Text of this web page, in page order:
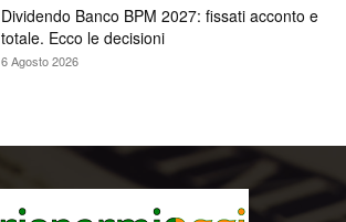
Dividendo Banco BPM 2027: fissati acconto e
totale. Ecco le decisioni
6 Agosto 2026